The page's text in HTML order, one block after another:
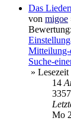
Das
von migoe
Mitteilung-
Suche-
»
14
Mo